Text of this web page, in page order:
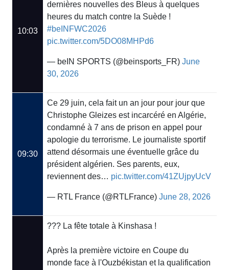
10:03
dernières nouvelles des Bleus à quelques
heures du match contre la Suède !
#beINFWC2026
pic.twitter.com/5DO08MHPd6
— beIN SPORTS (@beinsports_FR) June
30, 2026
09:30
Ce 29 juin, cela fait un an jour pour jour que
Christophe Gleizes est incarcéré en Algérie,
condamné à 7 ans de prison en appel pour
apologie du terrorisme. Le journaliste sportif
attend désormais une éventuelle grâce du
président algérien. Ses parents, eux,
reviennent des… pic.twitter.com/41ZUjpyUcV
— RTL France (@RTLFrance) June 28, 2026
??? La fête totale à Kinshasa !
Après la première victoire en Coupe du
monde face à l'Ouzbékistan et la qualification